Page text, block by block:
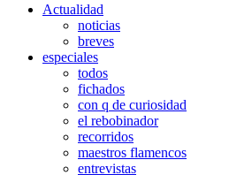
Actualidad
noticias
breves
especiales
todos
fichados
con q de curiosidad
el rebobinador
recorridos
maestros flamencos
entrevistas